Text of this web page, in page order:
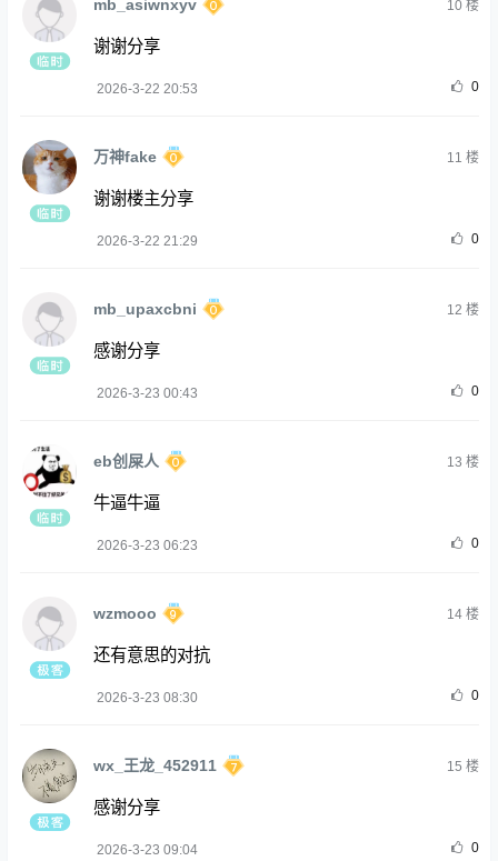
mb_asiwnxyv 10楼
谢谢分享
2026-3-22 20:53 0
万神fake 11 楼
谢谢楼主分享
2026-3-22 21:29 0
mb_upaxcbni 12 楼
感谢分享
2026-3-23 00:43 0
eb创屎人 13 楼
牛逼牛逼
2026-3-23 06:23 0
wzmooo 14楼
还有意思的对抗
2026-3-23 08:30 0
wx_王龙_452911 15 楼
感谢分享
2026-3-23 09:04 0